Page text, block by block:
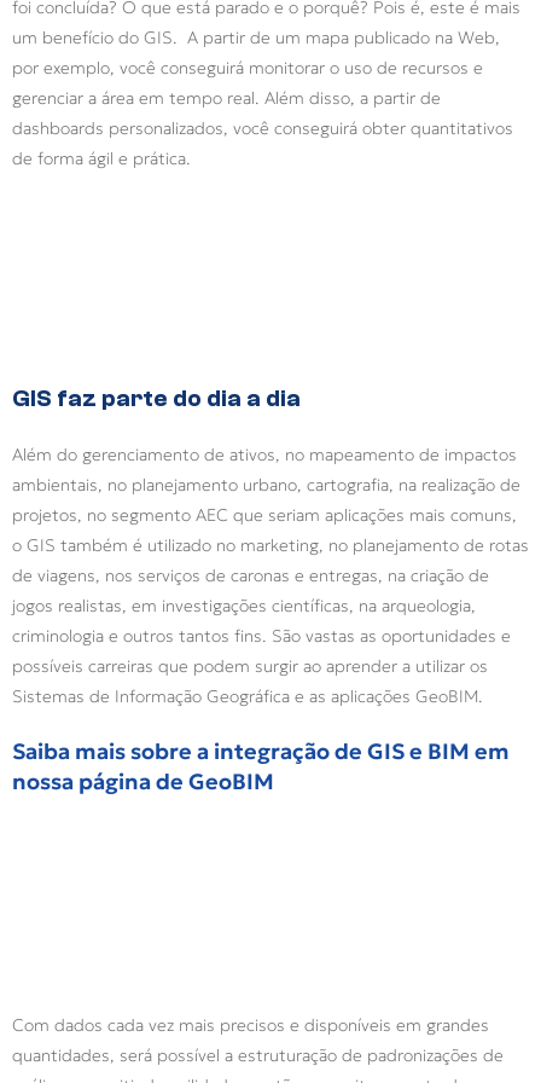
foi concluída? O que está parado e o porquê? Pois é, este é mais
um benefício do GIS. A partir de um mapa publicado na Web,
por exemplo, você conseguirá monitorar o uso de recursos e
gerenciar a área em tempo real. Além disso, a partir de
dashboards personalizados, você conseguirá obter quantitativos
de forma ágil e prática.
GIS faz parte do dia a dia
Além do gerenciamento de ativos, no mapeamento de impactos
ambientais, no planejamento urbano, cartografia, na realização de
projetos, no segmento AEC que seriam aplicações mais comuns,
o GIS também é utilizado no marketing, no planejamento de rotas
de viagens, nos serviços de caronas e entregas, na criação de
jogos realistas, em investigações científicas, na arqueologia,
criminologia e outros tantos fins. São vastas as oportunidades e
possíveis carreiras que podem surgir ao aprender a utilizar os
Sistemas de Informação Geográfica e as aplicações GeoBIM.
Saiba mais sobre a integração de GIS e BIM em
nossa página de GeoBIM
Com dados cada vez mais precisos e disponíveis em grandes
quantidades, será possível a estruturação de padronizações de